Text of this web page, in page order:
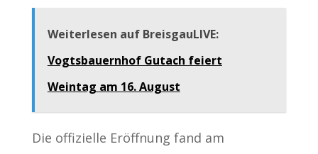
Weiterlesen auf BreisgauLIVE:
Vogtsbauernhof Gutach feiert
Weintag am 16. August
Die offizielle Eröffnung fand am